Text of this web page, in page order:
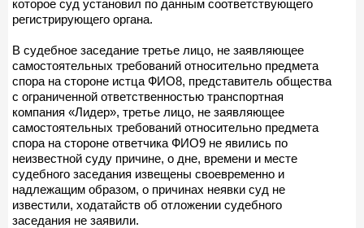
которое суд установил по данным соответствующего
регистрирующего органа.
В судебное заседание третье лицо, не заявляющее
самостоятельных требований относительно предмета
спора на стороне истца ФИО8, представитель общества
с ограниченной ответственностью транспортная
компания «Лидер», третье лицо, не заявляющее
самостоятельных требований относительно предмета
спора на стороне ответчика ФИО9 не явились по
неизвестной суду причине, о дне, времени и месте
судебного заседания извещены своевременно и
надлежащим образом, о причинах неявки суд не
известили, ходатайств об отложении судебного
заседания не заявили.